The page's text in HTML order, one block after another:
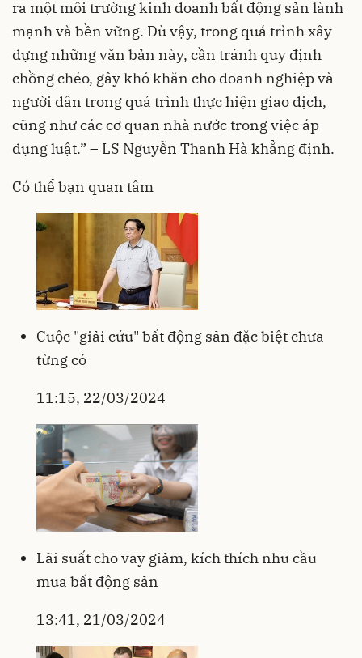
ra một môi trường kinh doanh bất động sản lành
mạnh và bền vững. Dù vậy, trong quá trình xây
dựng những văn bản này, cần tránh quy định
chồng chéo, gây khó khăn cho doanh nghiệp và
người dân trong quá trình thực hiện giao dịch,
cũng như các cơ quan nhà nước trong việc áp
dụng luật.” – LS Nguyễn Thanh Hà khẳng định.
Có thể bạn quan tâm
Cuộc "giải cứu" bất động sản đặc biệt chưa
từng có
11:15, 22/03/2024
Lãi suất cho vay giảm, kích thích nhu cầu
mua bất động sản
13:41, 21/03/2024